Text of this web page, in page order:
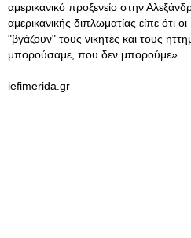
αμερικανικό προξενείο στην
αμερικανικής διπλωματίας είπε ότι
"βγάζουν" τους νικητές και τους
μπορούσαμε, που δεν μπορούμε».
iefimerida.gr